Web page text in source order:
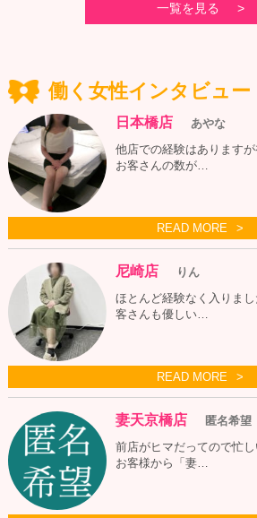
一覧を見る
働く女性インタビュー
日本橋店
あやな
他店での経験はあります
お客さんの数が…
READ MORE
尼崎店
りん
ほとんど経験なく入りま
客さんも優しい…
READ MORE
妻天京橋店
匿名希望
前店がヒマだってので忙
お客様から「妻…